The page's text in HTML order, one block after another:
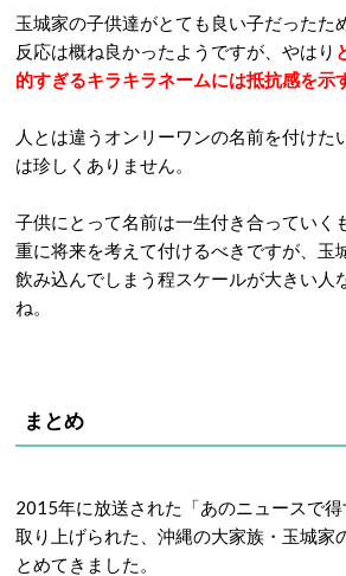
玉城家の子供達がとても良い子だったた
反応は概ね良かったようですが、やはり
的すぎるキラキラネームには抵抗感を示
人とは違うオンリーワンの名前を付けた
は珍しくありません。
子供にとって名前は一生付き合っていく
重に将来を考えて付けるべきですが、玉
飲み込んでしまう程スケールが大きい人
ね。
まとめ
2015年に放送された「あのニュースで
取り上げられた、沖縄の大家族・玉城家
とめてきました。